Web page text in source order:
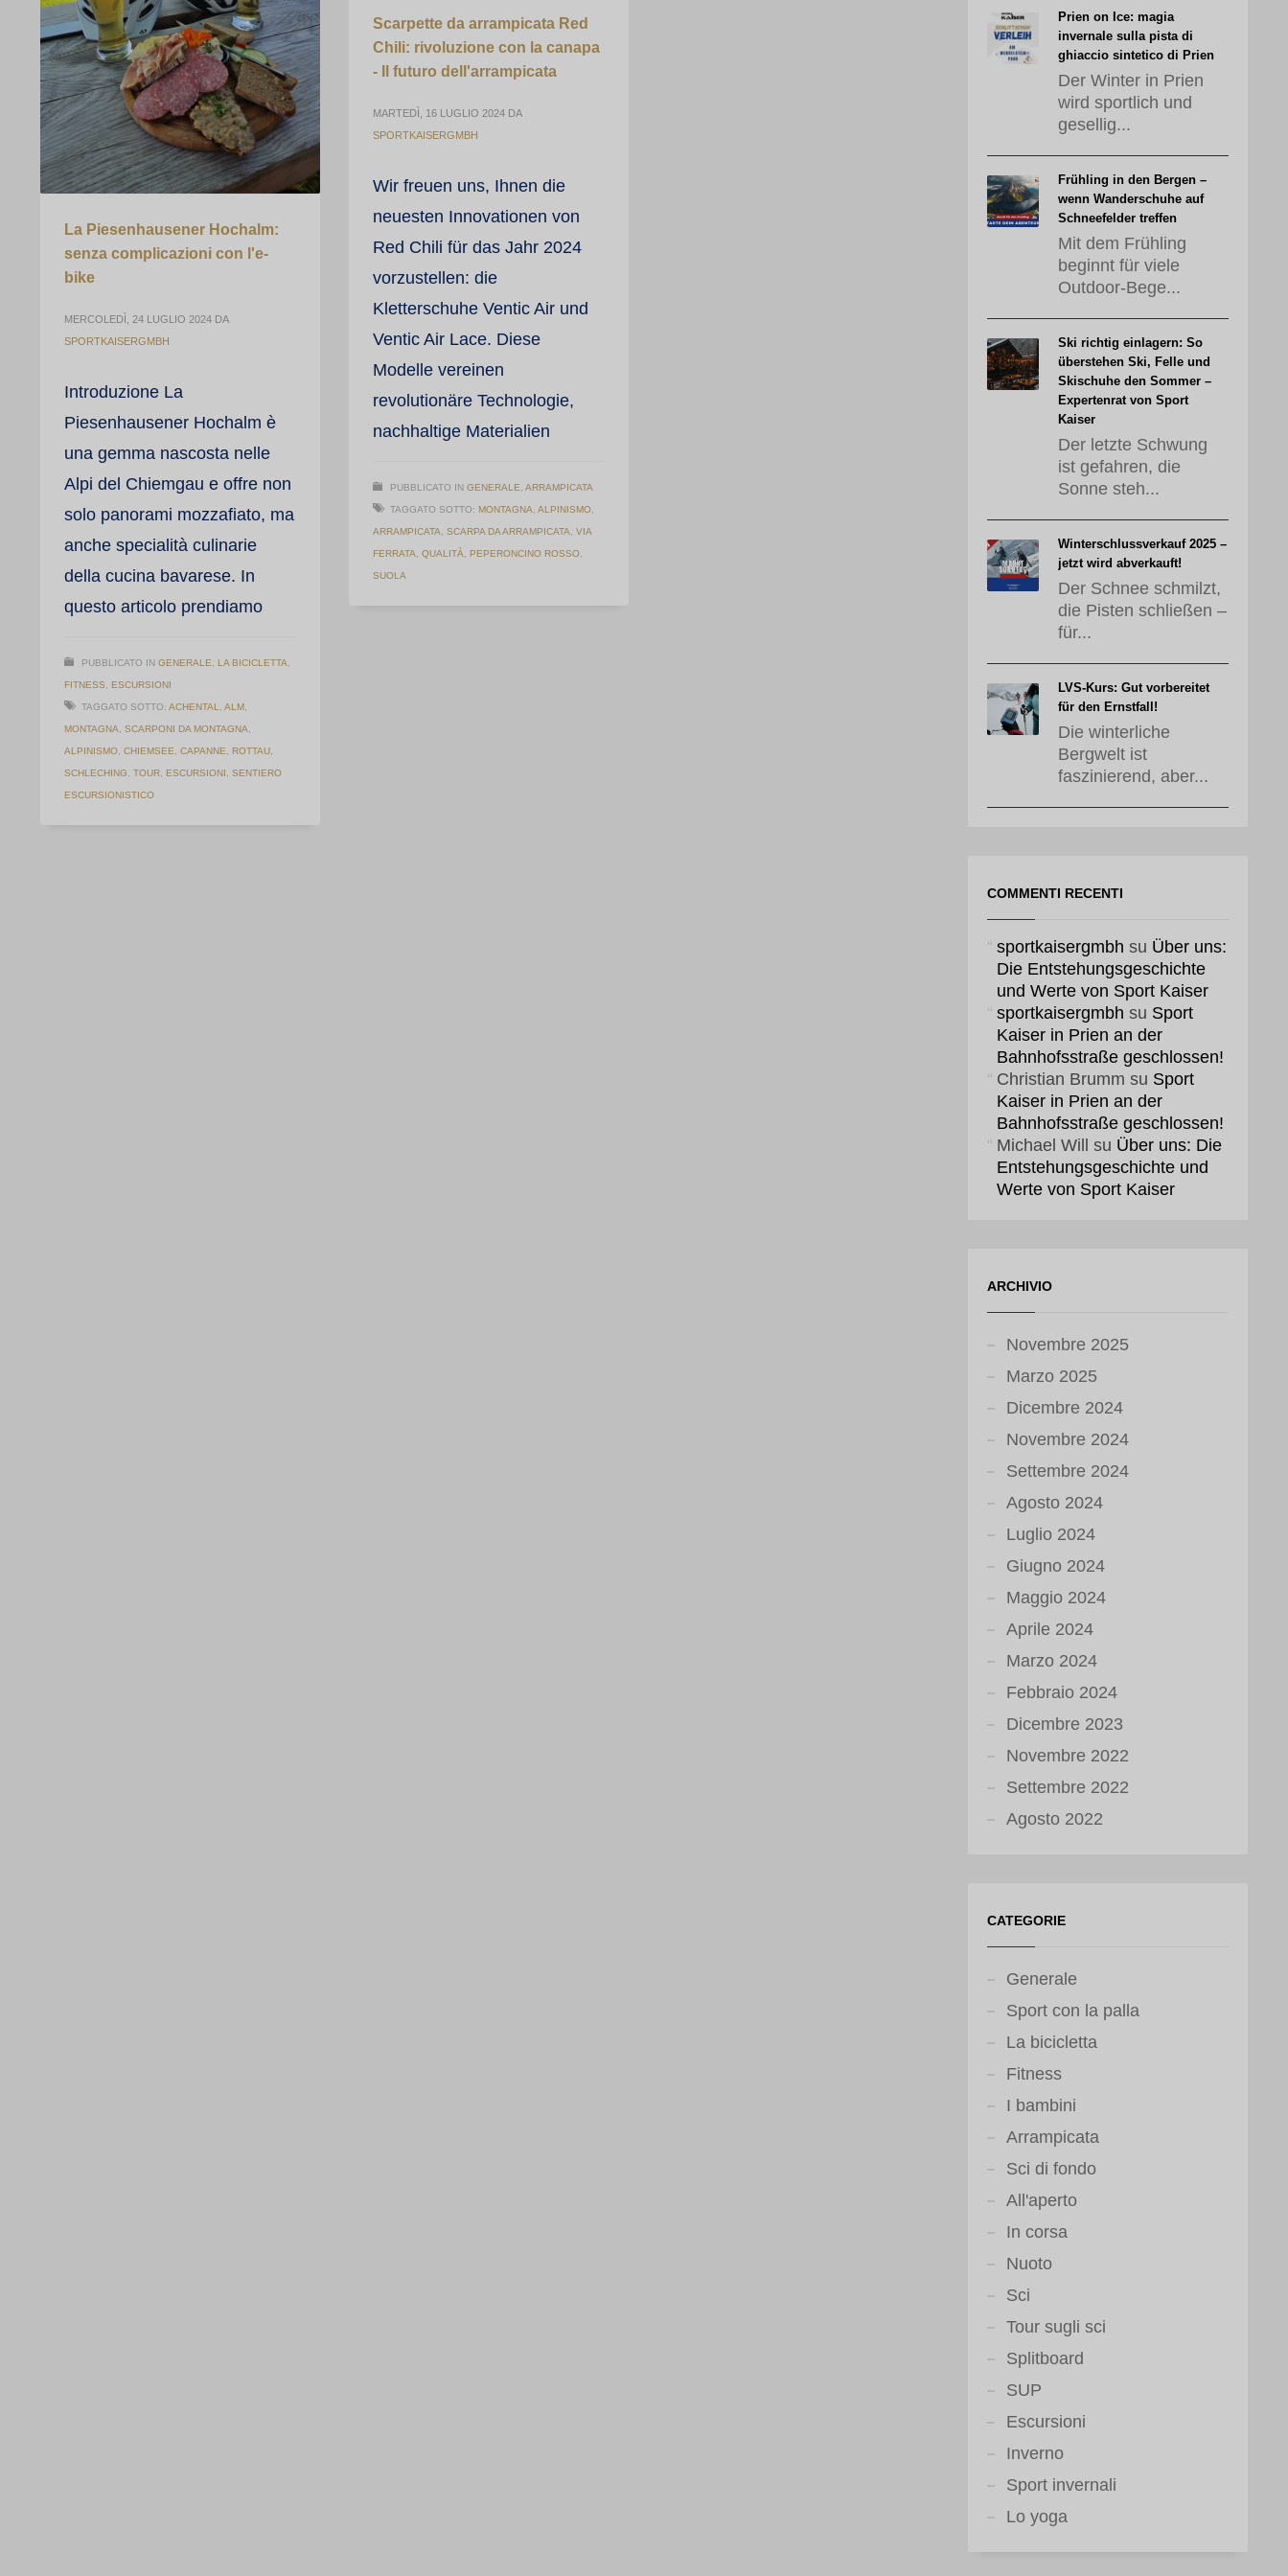
La Piesenhausener Hochalm:
senza complicazioni con l'e-
bike
MERCOLEDÌ, 24 LUGLIO 2024 DA
SPORTKAISERGMBH
Introduzione La
Piesenhausener Hochalm è
una gemma nascosta nelle
Alpi del Chiemgau e offre non
solo panorami mozzafiato, ma
anche specialità culinarie
della cucina bavarese. In
questo articolo prendiamo
PUBBLICATO IN GENERALE LA BICICLETTA
FITNESS ESCURSIONI
TAGGATO SOTTO: ACHENTAL ALM
MONTAGNA SCARPONI DA MONTAGNA
ALPINISMO CHIEMSEE CAPANNE ROTTAU
SCHLECHING TOUR ESCURSIONI SENTIERO
ESCURSIONISTICO
Scarpette da arrampicata Red
Chili: rivoluzione con la canapa
- Il futuro dell'arrampicata
MARTEDÌ, 16 LUGLIO 2024 DA
SPORTKAISERGMBH
Wir freuen uns, Ihnen die
neuesten Innovationen von
Red Chili für das Jahr 2024
vorzustellen: die
Kletterschuhe Ventic Air und
Ventic Air Lace. Diese
Modelle vereinen
revolutionäre Technologie,
nachhaltige Materialien
PUBBLICATO IN GENERALE, ARRAMPICATA
TAGGATO SOTTO: MONTAGNA, ALPINISMO,
ARRAMPICATA, SCARPA DA ARRAMPICATA, VIA
FERRATA, QUALITÀ, PEPERONCINO ROSSO,
SUOLA
Prien on Ice: magia
invernale sulla pista di
ghiaccio sintetico di Prien
Der Winter in Prien
wird sportlich und
gesellig...
Frühling in den Bergen –
wenn Wanderschuhe auf
Schneefelder treffen
Mit dem Frühling
beginnt für viele
Outdoor-Bege...
Ski richtig einlagern: So
überstehen Ski, Felle und
Skischuhe den Sommer –
Expertenrat von Sport
Kaiser
Der letzte Schwung
ist gefahren, die
Sonne steh...
Winterschlussverkauf 2025 –
jetzt wird abverkauft!
Der Schnee schmilzt,
die Pisten schließen –
für...
LVS-Kurs: Gut vorbereitet
für den Ernstfall!
Die winterliche
Bergwelt ist
faszinierend, aber...
COMMENTI RECENTI
sportkaisergmbh su Über uns:
Die Entstehungsgeschichte
und Werte von Sport Kaiser
sportkaisergmbh su Sport
Kaiser in Prien an der
Bahnhofsstraße geschlossen!
Christian Brumm su Sport
Kaiser in Prien an der
Bahnhofsstraße geschlossen!
Michael Will
su Über uns: Die
Entstehungsgeschichte und
Werte von Sport Kaiser
ARCHIVIO
Novembre 2025
Marzo 2025
Dicembre 2024
Novembre 2024
Settembre 2024
Agosto 2024
Luglio 2024
Giugno 2024
Maggio 2024
Aprile 2024
Marzo 2024
Febbraio 2024
Dicembre 2023
Novembre 2022
Settembre 2022
Agosto 2022
CATEGORIE
Generale
Sport con la palla
La bicicletta
Fitness
I bambini
Arrampicata
Sci di fondo
All'aperto
In corsa
Nuoto
Sci
Tour sugli sci
Splitboard
SUP
Escursioni
Inverno
Sport invernali
Lo yoga